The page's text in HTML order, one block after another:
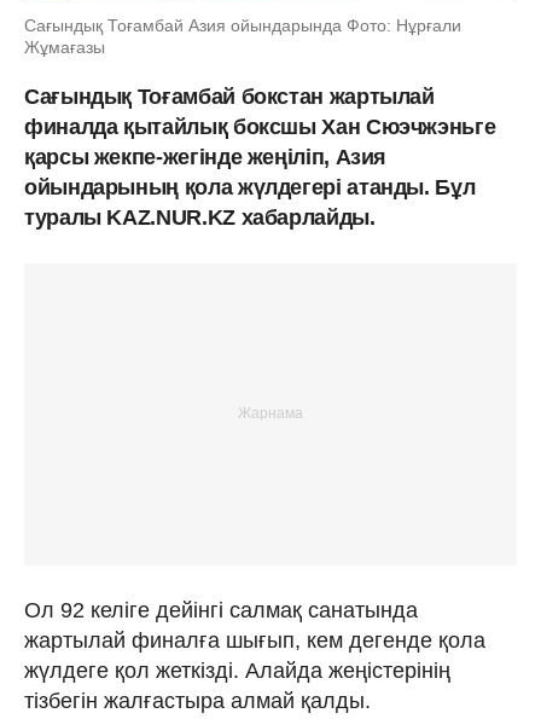
Сағындық Тоғамбай Азия ойындарында Фото: Нұрғали
Жұмағазы
Сағындық Тоғамбай бокстан жартылай
финалда қытайлық боксшы Хан Сюэчжэньге
қарсы жекпе-жегінде жеңіліп, Азия
ойындарының қола жүлдегері атанды. Бұл
туралы KAZ.NUR.KZ хабарлайды.
Ол 92 келіге дейінгі салмақ санатында
жартылай финалға шығып, кем дегенде қола
жүлдеге қол жеткізді. Алайда жеңістерінің
тізбегін жалғастыра алмай қалды.